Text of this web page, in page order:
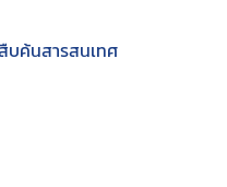
บค้นสารสนเทศ